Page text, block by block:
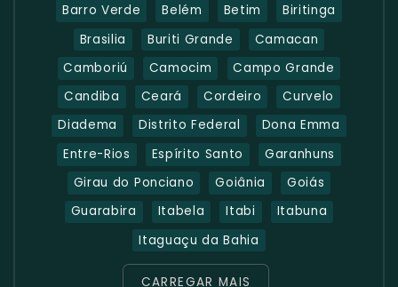
Barro Verde
Belém Betim
Biritinga
Brasilia
Buriti Grande
Camacan
Camboriú
Camocim
Campo Grande
Candiba
Ceará Cordeiro
Curvelo
Diadema
Distrito Federal
Dona Emma
Entre-Rios
Espírito Santo
Garanhuns
Girau do Ponciano
Goiânia
Goiás
Guarabira
Itabela Itabi
Itabuna
Itaguaçu da Bahia
CARREGAR MAIS